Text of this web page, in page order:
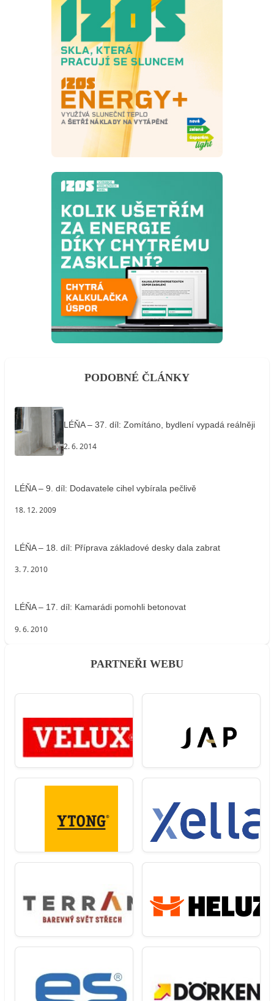
PODOBNÉ ČLÁNKY
LÉŇA – 37. díl: Zomítáno, bydlení vypadá reálněji
2. 6. 2014
LÉŇA – 9. díl: Dodavatele cihel vybírala pečlivě
18. 12. 2009
LÉŇA – 18. díl: Příprava základové desky dala zabrat
3. 7. 2010
LÉŇA – 17. díl: Kamarádi pomohli betonovat
9. 6. 2010
PARTNEŘI WEBU